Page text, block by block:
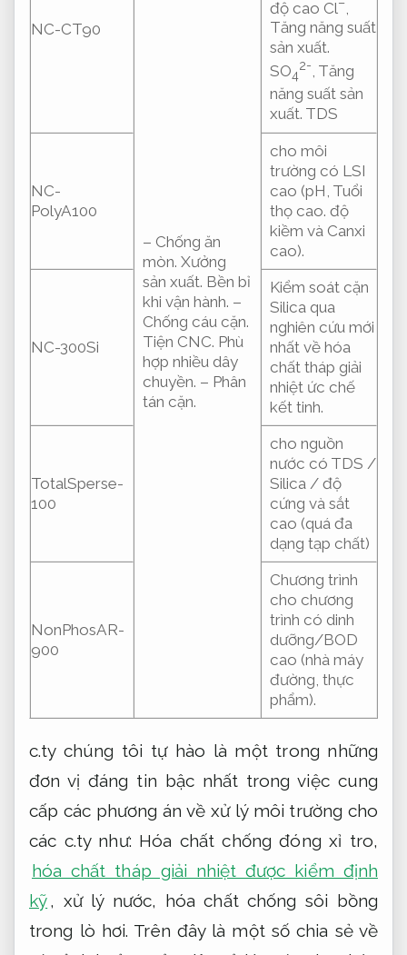
NC-CT90
– Chống ăn
mòn. Xưởng
sản xuất. Bền bỉ
khi vận hành. –
Chống cáu cặn.
Tiện CNC. Phù
hợp nhiều dây
chuyền. – Phân
tán cặn.
độ cao Cl ,
Tăng năng suất
sản xuất.
SO4
2- Tăng
năng suất sản
xuất. TDS
NC-
PolyA100
cho môi
trường có LSI
cao (pH, Tuổi
thọ cao. độ
kiềm và Canxi
cao).
NC-300Si
Kiểm soát cặn
Silica qua
nghiên cứu mới
nhất về hóa
chất tháp giải
nhiệt ức chế
kết tinh.
TotalSperse-
100
cho nguồn
nước có TDS /
Silica / độ
cứng và sắt
cao (quá đa
dạng tạp chất)
NonPhosAR-
900
Chương trình
cho chương
trình có dinh
dưỡng/BOD
cao (nhà máy
đường, thực
phẩm).
c.ty chúng tôi tự hào là một trong những
đơn vị đáng tin bậc nhất trong việc cung
cấp các phương án về xử lý môi trường cho
các c.ty như: Hóa chất chống đóng xỉ tro,
hóa chất tháp giải nhiệt được kiểm định
kỹ, xử lý nước, hóa chất chống sôi bồng
trong lò hơi. Trên đây là một số chia sẻ về